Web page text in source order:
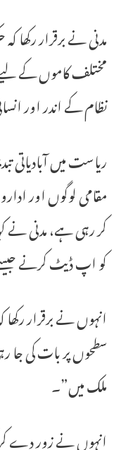
مدنی نے برقرار رکھا
مختلف کاموں کے
نظام کے اندر اور
ریاست میں آبادیاتی
مقامی لوگوں اور
کر رہی ہے، مدنی نے
کو اپ ڈیٹ کرنے
انہوں نے برقرار
سطحوں پر بات کی
ملک میں”۔
انہوں نے زور دے